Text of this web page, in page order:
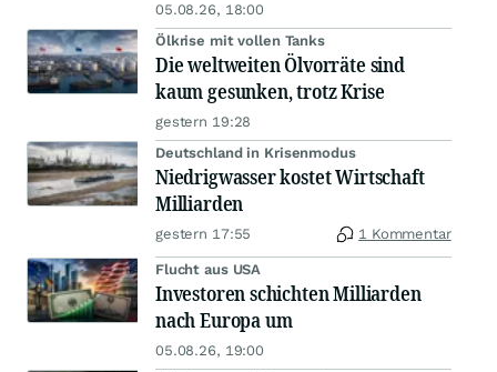
05.08.26, 18:00
Ölkrise mit vollen Tanks
Die weltweiten Ölvorräte sind
kaum gesunken, trotz Krise
gestern 19:28
Deutschland in Krisenmodus
Niedrigwasser kostet Wirtschaft
Milliarden
gestern 17:55 1 Kommentar
Flucht aus USA
Investoren schichten Milliarden
nach Europa um
05.08.26, 19:00